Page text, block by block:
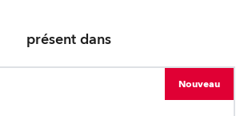
présent dans
Nouveau